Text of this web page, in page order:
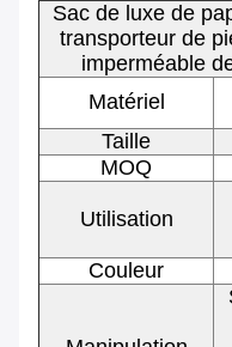
Sac de luxe de
transporteur de
imperméable
Matériel
Taille
MOQ
Utilisation
Couleur